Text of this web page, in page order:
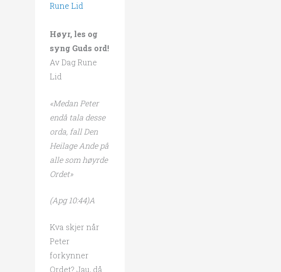
Rune Lid
Høyr, les og
syng Guds ord!
Av Dag Rune
Lid
«Medan Peter
endå tala desse
orda, fall Den
Heilage Ande på
alle som høyrde
Ordet»
(Apg 10:44)A
Kva skjer når
Peter
forkynner
Ordet? Jau, då